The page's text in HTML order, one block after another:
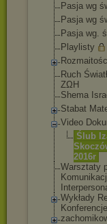
Pasja wg
Pasja wg
Pasja wg.
Playlisty
Ruch
ΖΩΗ
Shema
Stabat
Video
Ślub
2016r
Warsztaty
Wykłady
Konferencje